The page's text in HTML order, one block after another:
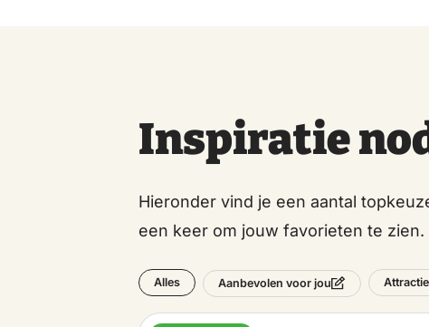
Inspiratie
Hieronder vind je een aantal
een keer om jouw favorieten te zien.
Alles Aanbevolen voor jou